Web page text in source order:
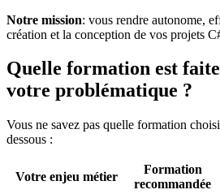
Notre mission: vous rendre autonome,
création et la conception de vos projets
Quelle formation est
votre problématique ?
Vous ne savez pas quelle formation
dessous :
Votre enjeu métier
Formation
recommandée